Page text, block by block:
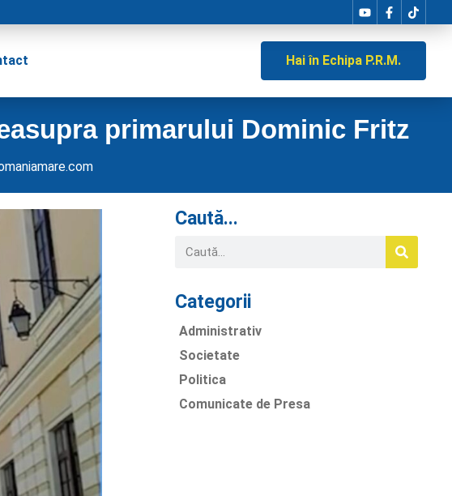
Hai în Echipa P.R.M.
primarului Dominic Fritz
Caută...
Categorii
Administrativ
Societate
Politica
Comunicate de Presa